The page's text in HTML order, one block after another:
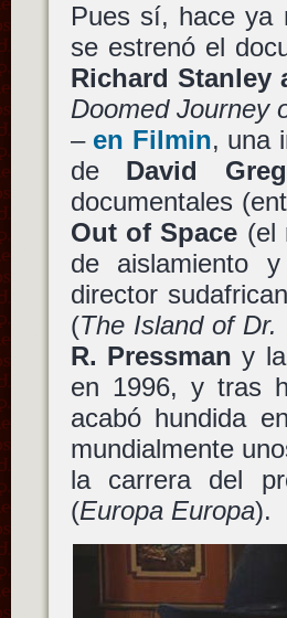
Pues sí, hace ya
se estrenó el
Richard Stanley
Doomed Journey
– en Filmin, una
de David
documentales
Out of Space (el
de aislamiento
director
(The Island of Dr.
R. Pressman y la
en 1996, y tras
acabó hundida
mundialmente
la carrera del
(Europa Europa).